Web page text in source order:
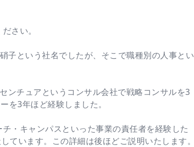
さい。
子という社名でしたが、そこで職種別の人事とい
ンチュアというコンサル会社で戦略コンサルを3
を3年ほど経験しました。
・キャンパスといった事業の責任者を経験した
ています。この詳細は後ほどご説明いたします。